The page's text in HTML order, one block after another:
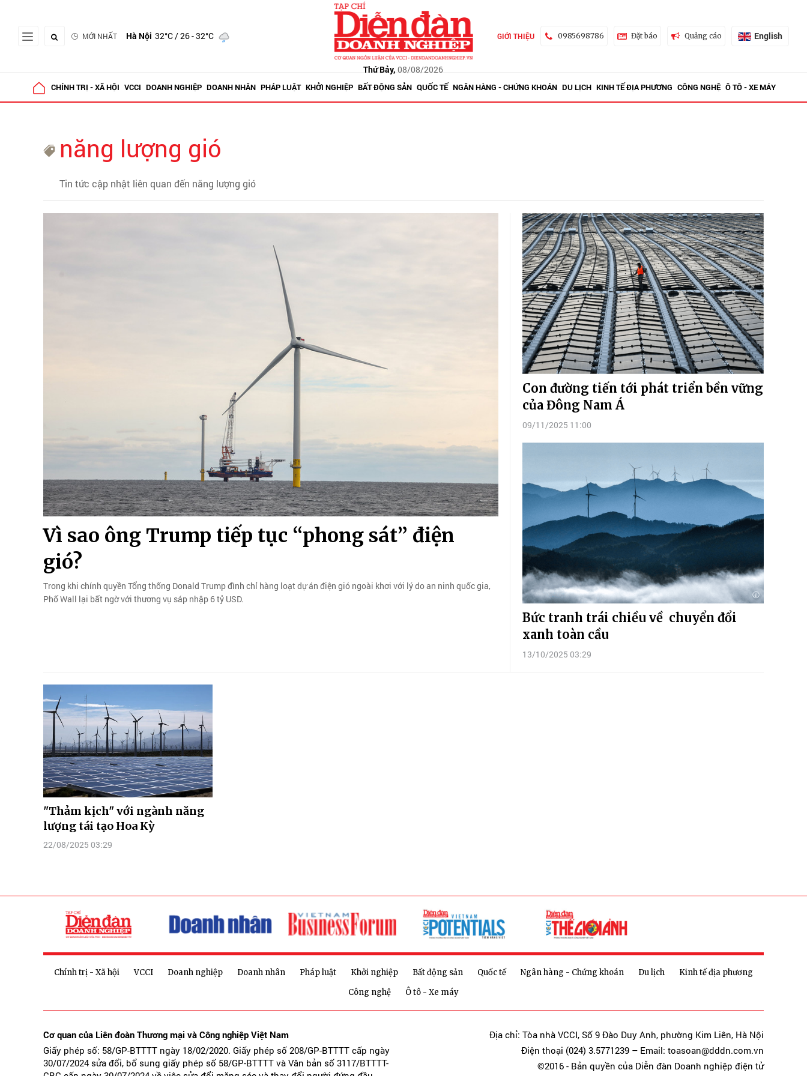
MỚI NHẤT Hà Nội 32°C/ 26 - 32°C
Thứ Bảy, 08/08/2026
GIỚI THIỆU 0985698786 Đặt báo Quảng cáo English
CHÍNH TRỊ - XÃ HỘI VCCI DOANH NGHIỆP DOANH NHÂN PHÁP LUẬT KHỞI NGHIỆP BẤT ĐỘNG SẢN QUỐC TẾ NGÂN HÀNG - CHỨNG KHOÁN DU LỊCH KINH TẾ ĐỊA PHƯƠNG CÔNG NGHỆ Ô TÔ - XE MÁY
năng lượng gió
Tin tức cập nhật liên quan đến năng lượng gió
Vì sao ông Trump tiếp tục “phong sát” điện
gió?
Trong khi chính quyền Tổng thống Donald Trump đình chỉ hàng loạt dự án điện gió ngoài khơi với lý do an ninh quốc gia,
Phố Wall lại bất ngờ với thương vụ sáp nhập 6 tỷ USD.
Con đường tiến tới phát triển bền vững
của Đông Nam Á
09/11/2025 11:00
Bức tranh trái chiều về chuyển đổi
xanh toàn cầu
13/10/2025 03:29
"Thảm kịch" với ngành năng
lượng tái tạo Hoa Kỳ
22/08/2025 03:29
Chính trị - Xã hội VCCI Doanh nghiệp Doanh nhân Pháp luật Khởi nghiệp Bất động sản Quốc tế Ngân hàng - Chứng khoán Du lịch
Kinh tế địa phương
Công nghệ
Ô tô - Xe máy
Cơ quan của Liên đoàn Thương mại và Công nghiệp Việt Nam
Giấy phép số: 58/GP-BTTTT ngày 18/02/2020. Giấy phép số 208/GP-BTTTT cấp ngày
30/07/2024 sửa đổi, bổ sung giấy phép số 58/GP-BTTTT và Văn bản số 3117/BTTTT-
Địa chỉ: Tòa nhà VCCI, Số 9 Đào Duy Anh, phường Kim Liên, Hà Nội
Điện thoại (024) 3.5771239 – Email: toasoan@dddn.com.vn
©2016 - Bản quyền của Diễn đàn Doanh nghiệp điện tử